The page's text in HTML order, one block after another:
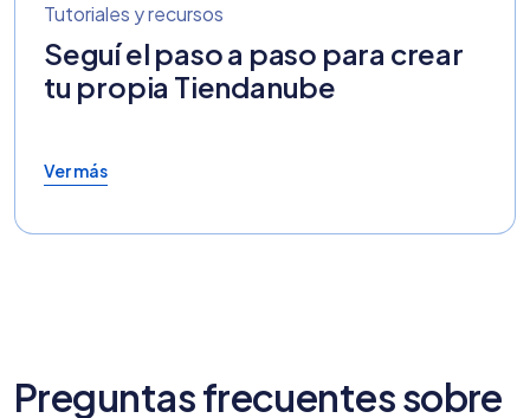
Tutoriales y recursos
Seguí el paso a paso para crear
tu propia Tiendanube
Ver más
Preguntas frecuentes sobre